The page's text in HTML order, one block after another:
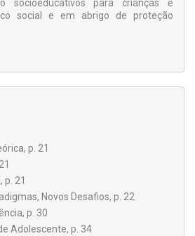
socioeducativos para crianças e
social e em abrigo de proteção
p. 21
p. 21
Novos Desafios, p. 22
p. 30
Adolescente, p. 34